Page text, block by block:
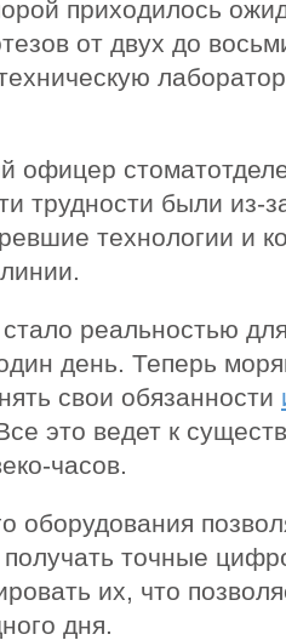
приходилось
от двух до
офицер
трудности были из-
технологии и
реальностью
день. Теперь
свои обязанности
это ведет к
часов.
оборудования
точные
их, что
дня.